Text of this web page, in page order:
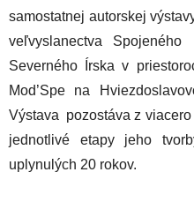
samostatnej autorskej
veľvyslanectva
Severného Írska v
Mod’Spe na
Výstava pozostáva z
jednotlivé etapy jeho
uplynulých 20 rokov.